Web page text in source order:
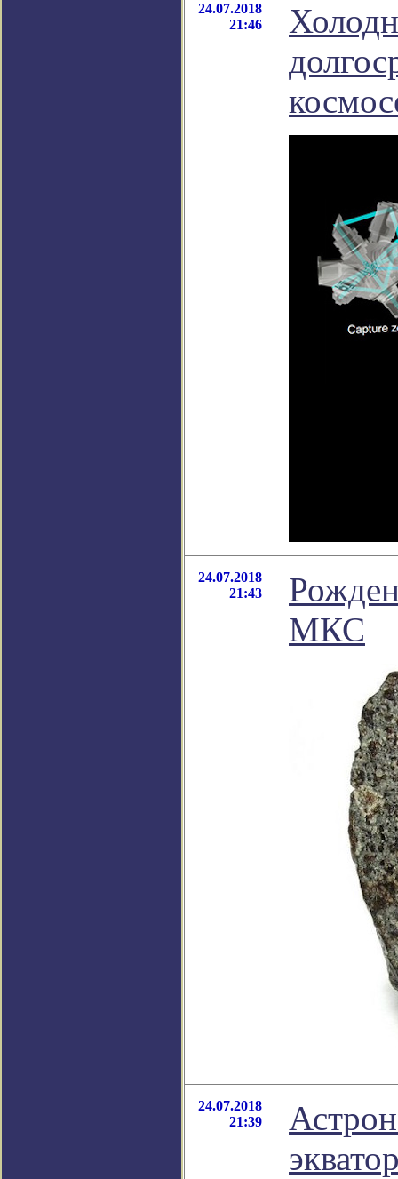
24.07.2018
21:46
24.07.2018
21:43
МКС
24.07.2018
21:39